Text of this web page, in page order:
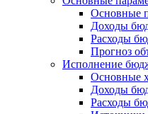
Основные
Доходы
Расходы
Прогноз
Исполнение
Основные
Доходы
Расходы